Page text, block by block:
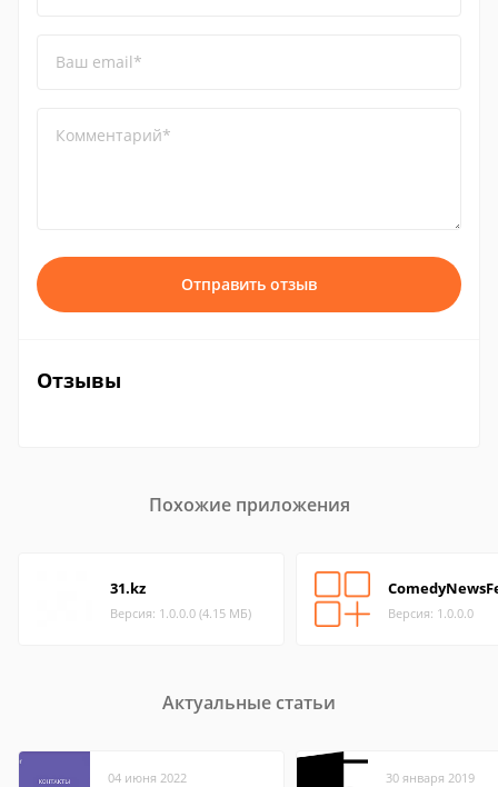
Ваш email*
Комментарий*
Отправить отзыв
Отзывы
Похожие приложения
31.kz
Версия: 1.0.0.0 (4.15 МБ) Версия: 1.0.0.0
Актуальные статьи
04 июня 2022 30 января 2019